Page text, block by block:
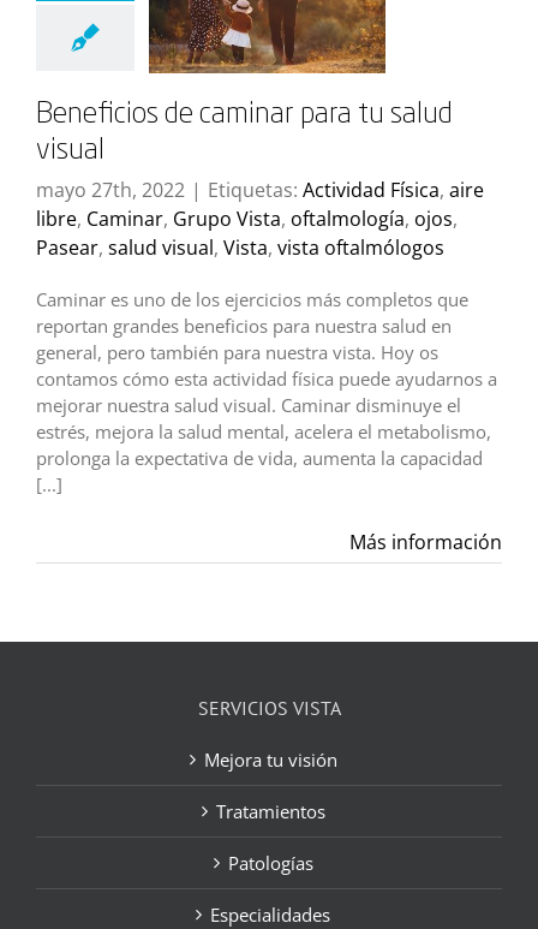
Beneficios de caminar para tu salud
visual
mayo 27th, 2022 | Etiquetas: Actividad Física, aire
libre, Caminar, Grupo Vista, oftalmología, ojos,
Pasear, salud visual, Vista, vista oftalmólogos
Caminar es uno de los ejercicios más completos que
reportan grandes beneficios para nuestra salud en
general, pero también para nuestra vista. Hoy os
contamos cómo esta actividad física puede ayudarnos a
mejorar nuestra salud visual. Caminar disminuye el
estrés, mejora la salud mental, acelera el metabolismo,
prolonga la expectativa de vida, aumenta la capacidad
[...]
Más información
SERVICIOS VISTA
Mejora tu visión
Tratamientos
Patologías
Especialidades